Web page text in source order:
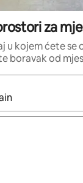
za
u kojem ćete se
boravak od
rezultati, moći